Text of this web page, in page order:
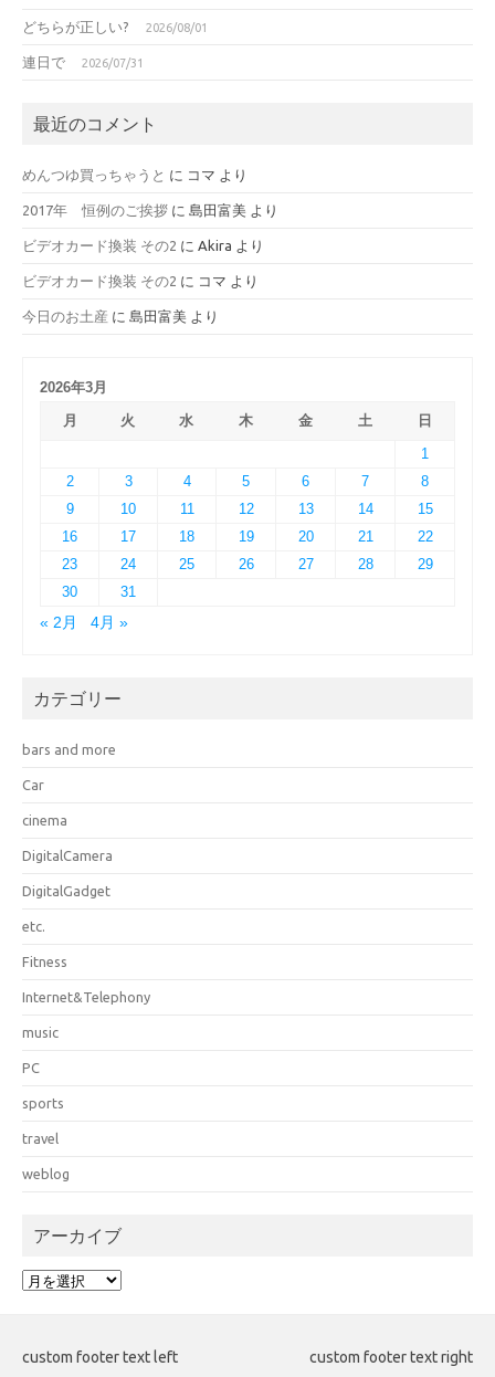
どちらが正しい? 2026/08/01
連日で 2026/07/31
最近のコメント
めんつゆ買っちゃうと に コマ より
2017年 恒例のご挨拶 に 島田富美 より
ビデオカード換装 その2 に Akira より
ビデオカード換装 その2 に コマ より
今日のお土産 に 島田富美 より
2026年3月
月
火 水 木 金 土
日
1
2
3 4 5 6 7
8
9
10 11 12 13 14
15
16
17 18 19 20 21
22
23
24 25 26 27 28
29
30
31
« 2月
4月 »
カテゴリー
bars and more
Car
cinema
DigitalCamera
DigitalGadget
etc.
Fitness
Internet&Telephony
music
PC
sports
travel
weblog
アーカイブ
ア
ブ
custom footer text left custom footer text right